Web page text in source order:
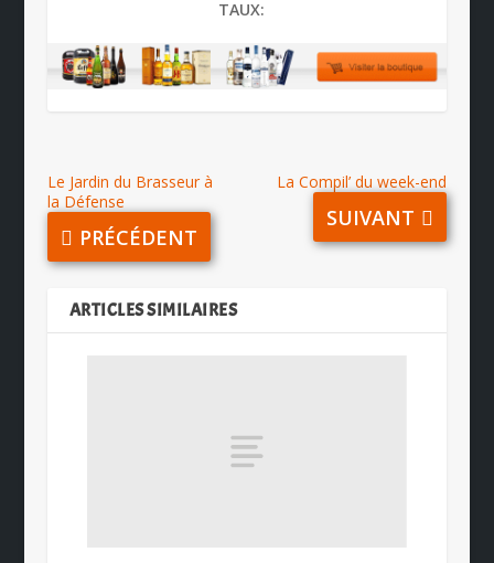
TAUX:
Le Jardin du Brasseur à
la Défense
PRÉCÉDENT
La Compil’ du week-end
SUIVANT
ARTICLES SIMILAIRES